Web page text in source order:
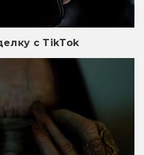
с TikTok